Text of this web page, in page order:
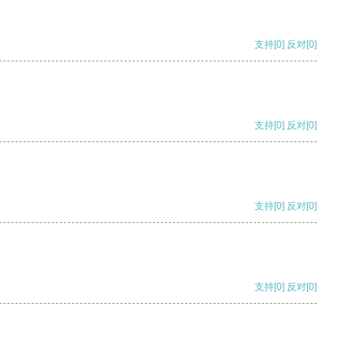
支持[0] 反对[0]
支持[0] 反对[0]
支持[0] 反对[0]
支持[0] 反对[0]